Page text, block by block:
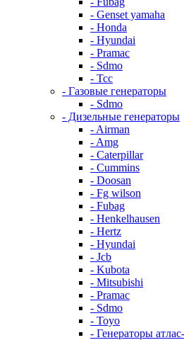
- Genset yamaha
- Honda
- Hyundai
- Pramac
- Sdmo
- Тсс
- Газовые генераторы
- Sdmo
- Дизельные генераторы
- Airman
- Amg
- Caterpillar
- Cummins
- Doosan
- Fg wilson
- Fubag
- Henkelhausen
- Hertz
- Hyundai
- Jcb
- Kubota
- Mitsubishi
- Pramac
- Sdmo
- Toyo
- Генераторы